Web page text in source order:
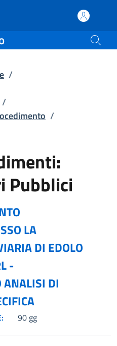
|
scheda).
/
/
/
Pubblici
LA
DI EDOLO
-
ANALISI DI
90 gg